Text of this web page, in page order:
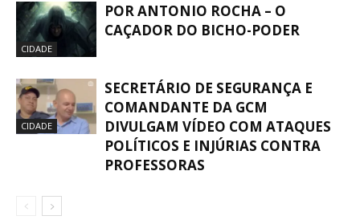
CIDADE
POR ANTONIO ROCHA – O
CAÇADOR DO BICHO-PODER
CIDADE
SECRETÁRIO DE SEGURANÇA E
COMANDANTE DA GCM
DIVULGAM VÍDEO COM ATAQUES
POLÍTICOS E INJÚRIAS CONTRA
PROFESSORAS